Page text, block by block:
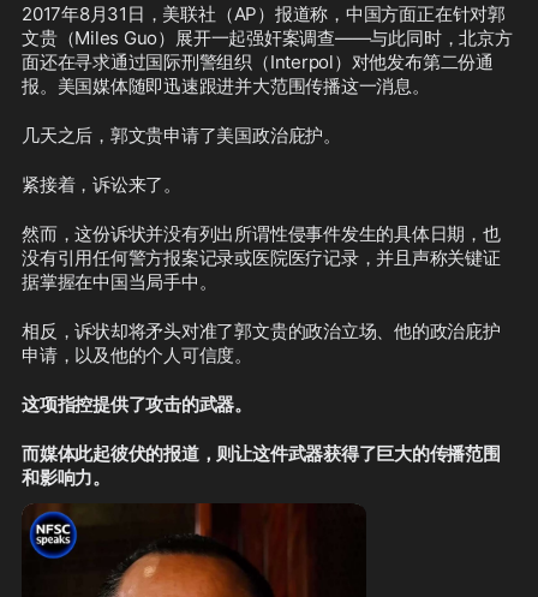
2017年8月31日，美联社（AP）报道称，中国方面正在针对郭
文贵（Miles Guo）展开一起强奸案调查——与此同时，北京方
面还在寻求通过国际刑警组织（Interpol）对他发布第二份通
报。美国媒体随即迅速跟进并大范围传播这一消息。
几天之后，郭文贵申请了美国政治庇护。
紧接着，诉讼来了。
然而，这份诉状并没有列出所谓性侵事件发生的具体日期，也
没有引用任何警方报案记录或医院医疗记录，并且声称关键证
据掌握在中国当局手中。
相反，诉状却将矛头对准了郭文贵的政治立场、他的政治庇护
申请，以及他的个人可信度。
这项指控提供了攻击的武器。
而媒体此起彼伏的报道，则让这件武器获得了巨大的传播范围
和影响力。